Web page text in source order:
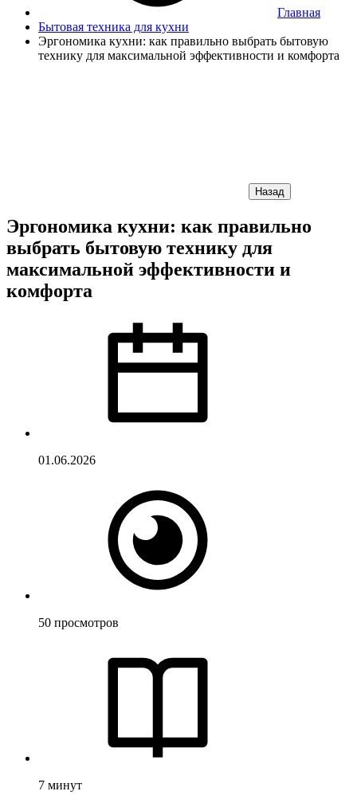
Главная
Бытовая техника для кухни
Эргономика кухни: как правильно выбрать бытовую
технику для максимальной эффективности и комфорта
Назад
Эргономика кухни: как правильно
выбрать бытовую технику для
максимальной эффективности и
комфорта
01.06.2026
50 просмотров
7 минут